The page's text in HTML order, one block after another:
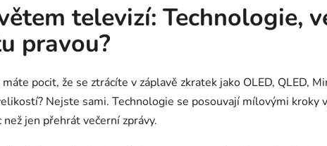
televizí: Technologie,
pravou?
pocit, že se ztrácíte v záplavě zkratek jako OLED, QLED,
Nejste sami. Technologie se posouvají mílovými kroky
jen přehrát večerní zprávy.